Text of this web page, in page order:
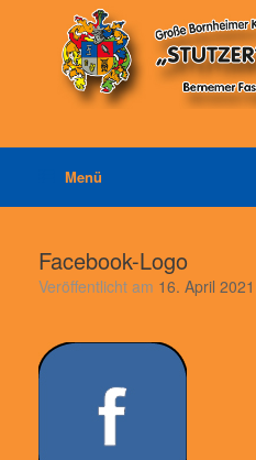
Menü
Facebook-Logo
Veröffentlicht am 16. April 2021